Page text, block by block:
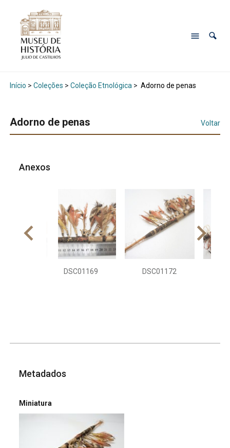
Início > Coleções > Coleção Etnológica > Adorno de penas
Adorno de penas Voltar
Anexos
DSC01169 DSC01172
Metadados
Miniatura